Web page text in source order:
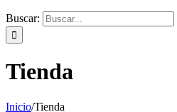
Buscar:
Tienda
Inicio/Tienda